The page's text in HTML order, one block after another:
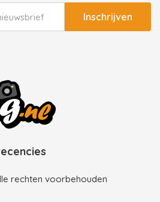
Inschrijven
rechten voorbehouden